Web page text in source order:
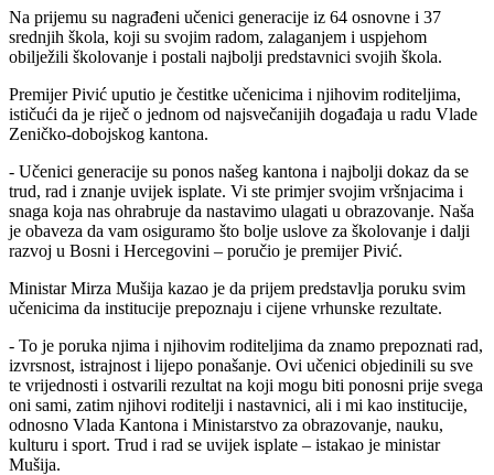
Na prijemu su nagrađeni učenici generacije iz 64 osnovne i 37
srednjih škola, koji su svojim radom, zalaganjem i uspjehom
obilježili školovanje i postali najbolji predstavnici svojih škola.
Premijer Pivić uputio je čestitke učenicima i njihovim roditeljima,
ističući da je riječ o jednom od najsvečanijih događaja u radu Vlade
Zeničko-dobojskog kantona.
- Učenici generacije su ponos našeg kantona i najbolji dokaz da se
trud, rad i znanje uvijek isplate. Vi ste primjer svojim vršnjacima i
snaga koja nas ohrabruje da nastavimo ulagati u obrazovanje. Naša
je obaveza da vam osiguramo što bolje uslove za školovanje i dalji
razvoj u Bosni i Hercegovini – poručio je premijer Pivić.
Ministar Mirza Mušija kazao je da prijem predstavlja poruku svim
učenicima da institucije prepoznaju i cijene vrhunske rezultate.
- To je poruka njima i njihovim roditeljima da znamo prepoznati rad,
izvrsnost, istrajnost i lijepo ponašanje. Ovi učenici objedinili su sve
te vrijednosti i ostvarili rezultat na koji mogu biti ponosni prije svega
oni sami, zatim njihovi roditelji i nastavnici, ali i mi kao institucije,
odnosno Vlada Kantona i Ministarstvo za obrazovanje, nauku,
kulturu i sport. Trud i rad se uvijek isplate – istakao je ministar
Mušija.